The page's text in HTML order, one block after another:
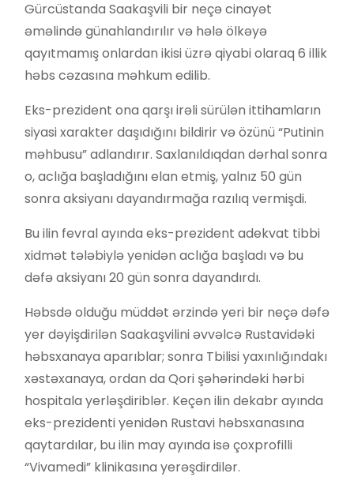
Gürcüstanda Saakaşvili bir neçə cinayət
əməlində günahlandırılır və hələ ölkəyə
qayıtmamış onlardan ikisi üzrə qiyabi olaraq 6 illik
həbs cəzasına məhkum edilib.
Eks-prezident ona qarşı irəli sürülən ittihamların
siyasi xarakter daşıdığını bildirir və özünü “Putinin
məhbusu” adlandırır. Saxlanıldıqdan dərhal sonra
o, aclığa başladığını elan etmiş, yalnız 50 gün
sonra aksiyanı dayandırmağa razılıq vermişdi.
Bu ilin fevral ayında eks-prezident adekvat tibbi
xidmət tələbiylə yenidən aclığa başladı və bu
dəfə aksiyanı 20 gün sonra dayandırdı.
Həbsdə olduğu müddət ərzində yeri bir neçə dəfə
yer dəyişdirilən Saakaşvilini əvvəlcə Rustavidəki
həbsxanaya aparıblar; sonra Tbilisi yaxınlığındakı
xəstəxanaya, ordan da Qori şəhərindəki hərbi
hospitala yerləşdiriblər. Keçən ilin dekabr ayında
eks-prezidenti yenidən Rustavi həbsxanasına
qaytardılar, bu ilin may ayında isə çoxprofilli
“Vivamedi” klinikasına yerəşdirdilər.